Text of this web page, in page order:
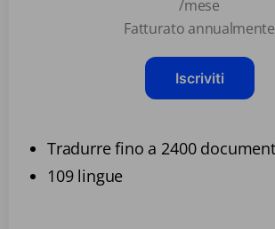
/mese
Fatturato annualmente
Iscriviti
Tradurre fino a 2400
109 lingue